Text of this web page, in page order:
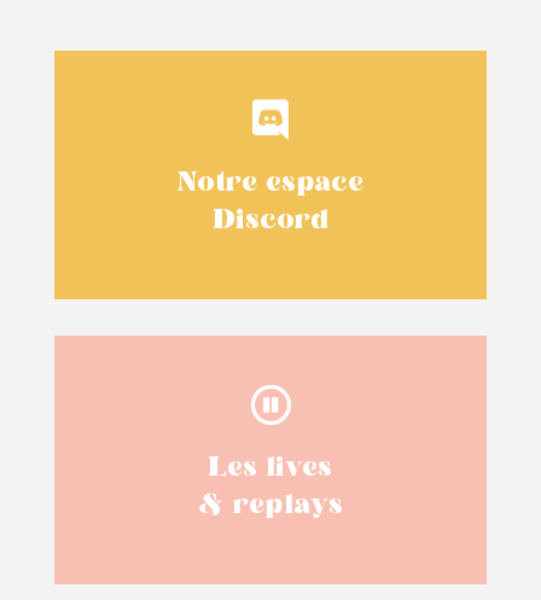

Notre espace
Discord

Les lives
& replays